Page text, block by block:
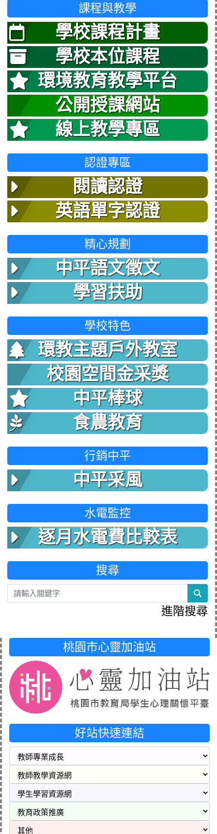
課程與教學
學校課程計畫
學校本位課程
環境教育教學平台
公開授課網站
線上教學專區
認證專區
閱讀認證
英語單字認證
精心規劃
中平語文徵文
學習扶助
學校特色
環教主題戶外教室
校園空間金采獎
中平棒球
食農教育
行銷中平
中平采風
水電監控
逐月水電費比較表
搜尋
進階搜尋
桃園市心靈加油站
好站快速連結